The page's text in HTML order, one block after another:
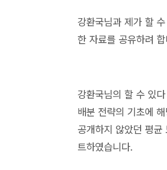
강환국님과 제가 할
한 자료를 공유하려
강환국님의 할 수 있
배분 전략의 기초에
공개하지 않았던 평
트하였습니다.